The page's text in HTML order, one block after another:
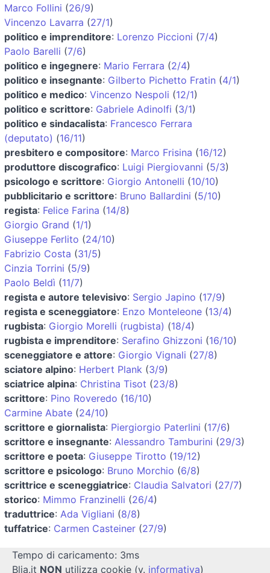
Marco Follini (26/9)
Vincenzo Lavarra (27/1)
politico e imprenditore: Lorenzo Piccioni (7/4)
Paolo Barelli (7/6)
politico e ingegnere: Mario Ferrara (2/4)
politico e insegnante: Gilberto Pichetto Fratin (4/1)
politico e medico: Vincenzo Nespoli (12/1)
politico e scrittore: Gabriele Adinolfi (3/1)
politico e sindacalista: Francesco Ferrara
(deputato) (16/11)
presbitero e compositore: Marco Frisina (16/12)
produttore discografico: Luigi Piergiovanni (5/3)
psicologo e scrittore: Giorgio Antonelli (10/10)
pubblicitario e scrittore: Bruno Ballardini (5/10)
regista: Felice Farina (14/8)
Giorgio Grand (1/1)
Giuseppe Ferlito (24/10)
Fabrizio Costa (31/5)
Cinzia Torrini (5/9)
Paolo Beldì (11/7)
regista e autore televisivo: Sergio Japino (17/9)
regista e sceneggiatore: Enzo Monteleone (13/4)
rugbista: Giorgio Morelli (rugbista) (18/4)
rugbista e imprenditore: Serafino Ghizzoni (16/10)
sceneggiatore e attore: Giorgio Vignali (27/8)
sciatore alpino: Herbert Plank (3/9)
sciatrice alpina: Christina Tisot (23/8)
scrittore: Pino Roveredo (16/10)
Carmine Abate (24/10)
scrittore e giornalista: Piergiorgio Paterlini (17/6)
scrittore e insegnante: Alessandro Tamburini (29/3)
scrittore e poeta: Giuseppe Tirotto (19/12)
scrittore e psicologo: Bruno Morchio (6/8)
scrittrice e sceneggiatrice: Claudia Salvatori (27/7)
storico: Mimmo Franzinelli (26/4)
traduttrice: Ada Vigliani (8/8)
tuffatrice: Carmen Casteiner (27/9)
Tempo di caricamento: 3ms
Blia.it NON utilizza cookie (v. informativa)